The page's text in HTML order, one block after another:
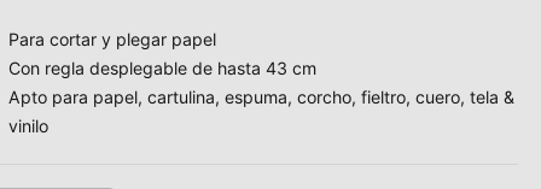
Para cortar y plegar papel
Con regla desplegable de hasta 43 cm
Apto para papel, cartulina, espuma, corcho, fieltro, cuero, tela &
vinilo